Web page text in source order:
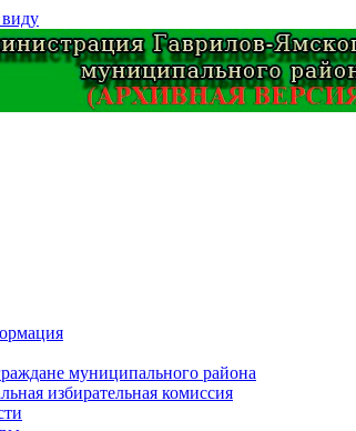
муниципального района
избирательная комиссия